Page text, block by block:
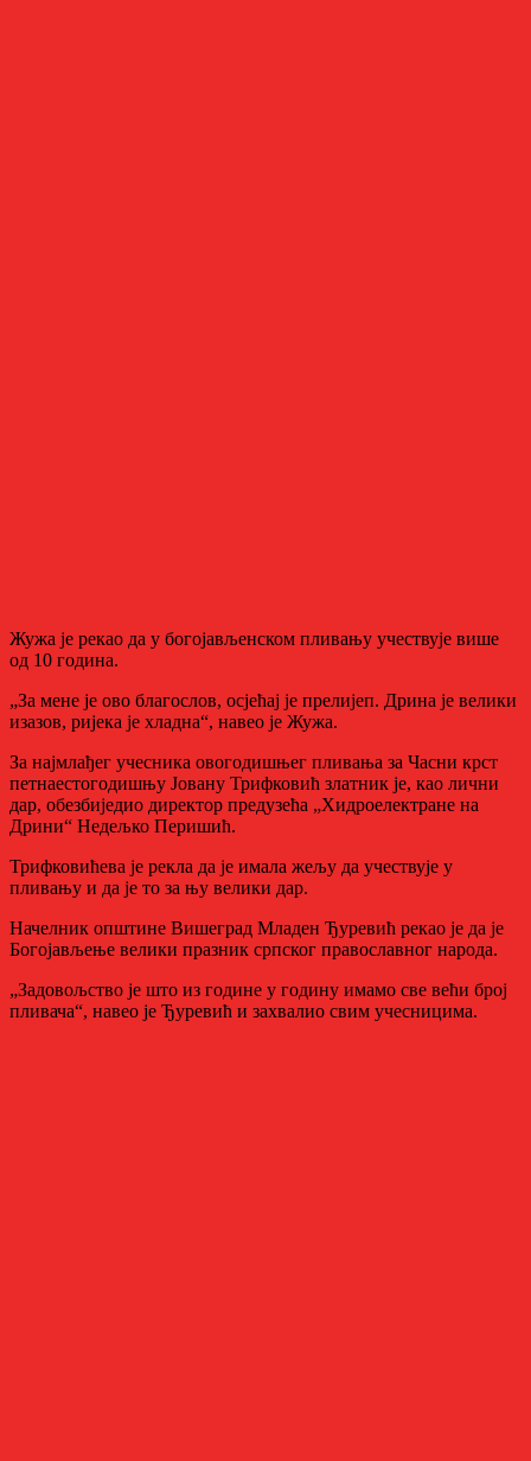
Жужа је рекао да у богојављенском пливању учествује више
од 10 година.
„За мене је ово благослов, осјећај је прелијеп. Дрина је велики
изазов, ријека је хладна“, навео је Жужа.
За најмлађег учесника овогодишњег пливања за Часни крст
петнаестогодишњу Јовану Трифковић златник је, као лични
дар, обезбиједио директор предузећа „Хидроелектране на
Дрини“ Недељко Перишић.
Трифковићева је рекла да је имала жељу да учествује у
пливању и да је то за њу велики дар.
Начелник општине Вишеград Младен Ђуревић рекао је да је
Богојављење велики празник српског православног народа.
„Задовољство је што из године у годину имамо све већи број
пливача“, навео је Ђуревић и захвалио свим учесницима.